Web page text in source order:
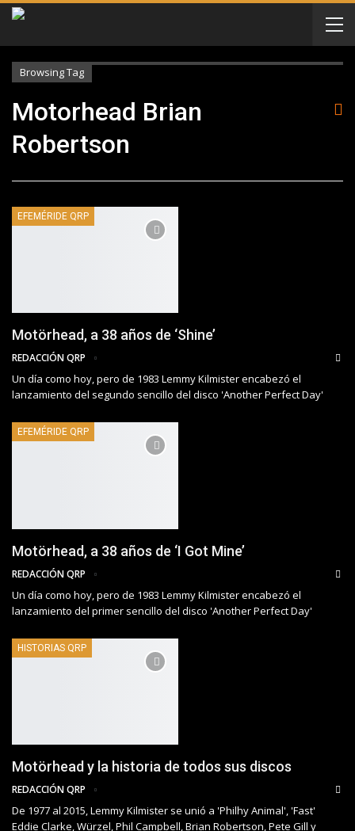
Browsing Tag
Motorhead Brian
Robertson
EFEMÉRIDE QRP
Motörhead, a 38 años de ‘Shine’
REDACCIÓN QRP
Un día como hoy, pero de 1983 Lemmy Kilmister encabezó el
lanzamiento del segundo sencillo del disco 'Another Perfect Day'
EFEMÉRIDE QRP
Motörhead, a 38 años de ‘I Got Mine’
REDACCIÓN QRP
Un día como hoy, pero de 1983 Lemmy Kilmister encabezó el
lanzamiento del primer sencillo del disco 'Another Perfect Day'
HISTORIAS QRP
Motörhead y la historia de todos sus discos
REDACCIÓN QRP
De 1977 al 2015, Lemmy Kilmister se unió a 'Philhy Animal', 'Fast'
Eddie Clarke, Würzel, Phil Campbell, Brian Robertson, Pete Gill y